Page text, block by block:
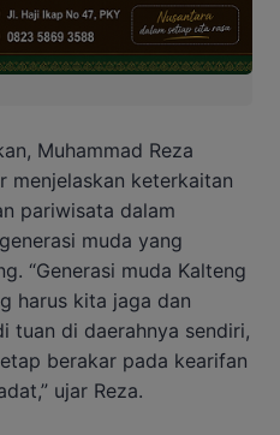
Muhammad Reza
menjelaskan keterkaitan
pariwisata dalam
muda yang
“Generasi muda Kalteng
harus kita jaga dan
tuan di daerahnya sendiri,
berakar pada kearifan
ujar Reza.